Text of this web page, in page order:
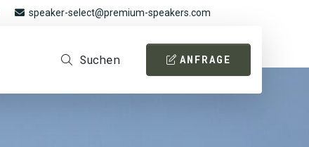
speaker-select@premium-speakers.com
Suchen ANFRAGE